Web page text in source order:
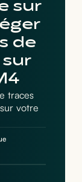
sur
de
sur
traces
votre